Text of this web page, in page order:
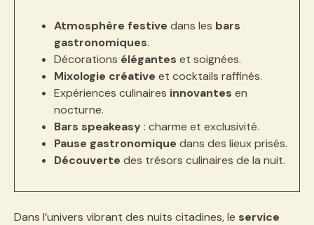
Atmosphère festive dans les bars
gastronomiques.
Décorations élégantes et soignées.
Mixologie créative et cocktails raffinés.
Expériences culinaires innovantes en
nocturne.
Bars speakeasy: charme et exclusivité.
Pause gastronomique dans des lieux prisés.
Découverte des trésors culinaires de la nuit.
Dans l’univers vibrant des nuits citadines, le service